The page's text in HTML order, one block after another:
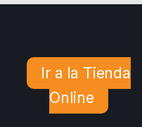
Ir a la Tienda
Online